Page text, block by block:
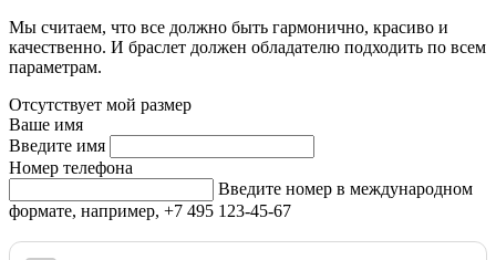
Мы считаем, что все должно быть гармонично, красиво и
качественно. И браслет должен обладателю подходить по всем
параметрам.
Отсутствует мой размер
Ваше имя
Введите имя
Номер телефона
Введите номер в международном
формате, например, +7 495 123-45-67